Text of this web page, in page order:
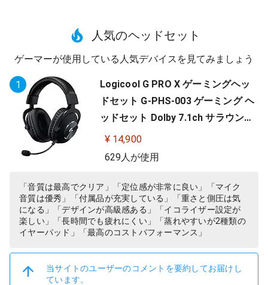
人気のヘッドセット
ゲーマーが使用している人気デバイスを見てみましょう
1
Logicool G PRO X ゲーミングヘッ
ドセット G-PHS-003 ゲーミング ヘ
ッドセット Dolby 7.1ch サラウンド
サウンド 3.5mm 有線 マイク付き Bl
ue VO!CE搭載 軽量 PS5 PS4 PC win
ック 国内正規品 【 ファイナルファ
ンタジー XIV 推奨モデル 】
¥ 14,900
629人が使用
「音質は最高でクリア」「定位感が非常に良い」「マイク
音質は優秀」「付属品が充実している」「重さと側圧は気
になる」「デザインが高級感ある」「イコライザー設定が
楽しい」「長時間でも疲れにくい」「蒸れやすいが2種類の
イヤーパッド」「最高のコストパフォーマンス」
当サイトのユーザーのコメントを要約してお届けし
ています。